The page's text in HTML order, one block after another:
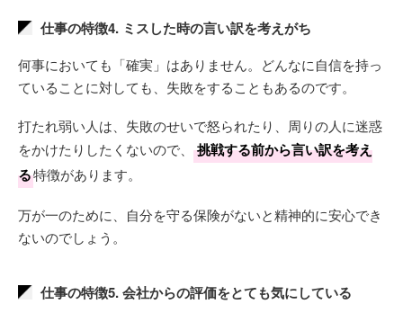
仕事の特徴4. ミスした時の言い訳を考えがち
何事においても「確実」はありません。どんなに自信を持っ
ていることに対しても、失敗をすることもあるのです。
打たれ弱い人は、失敗のせいで怒られたり、周りの人に迷惑
をかけたりしたくないので、
挑戦する前から言い訳を考え
る特徴があります。
万が一のために、自分を守る保険がないと精神的に安心でき
ないのでしょう。
仕事の特徴5. 会社からの評価をとても気にしている